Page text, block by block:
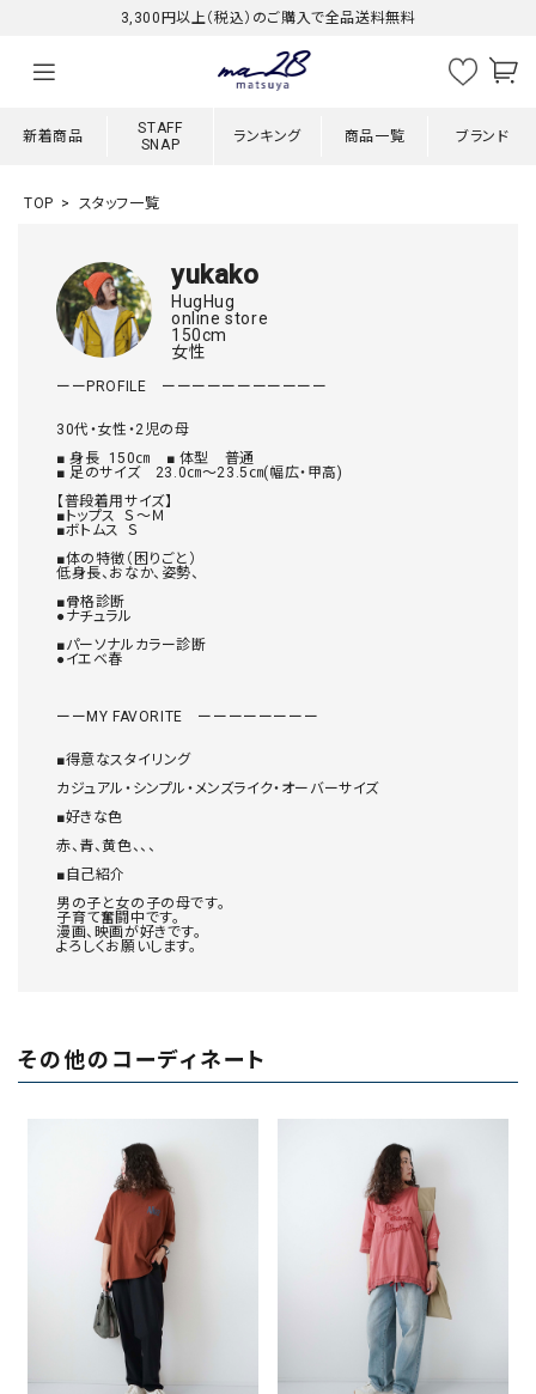
3,300円以上（税込）のご購入で全品送料無料
新着商品
STAFF
SNAP
ランキング 商品一覧 ブランド
TOP スタッフ一覧
yukako
HugHug
online store
150cm
女性
ーーPROFILE　ーーーーーーーーーーー
30代・女性・2児の母
■ 身長  150㎝　■ 体型　普通
■ 足のサイズ　23.0㎝～23.5㎝(幅広・甲高)
【普段着用サイズ】
■トップス  Ｓ～Ｍ
■ボトムス  Ｓ
■体の特徴（困りごと）
低身長、おなか、姿勢、
■骨格診断
●ナチュラル
■パーソナルカラー診断
●イエベ春
ーーMY FAVORITE　ーーーーーーーー
■得意なスタイリング
カジュアル・シンプル・メンズライク・オーバーサイズ
■好きな色
赤、青、黄色、、、
■自己紹介
男の子と女の子の母です。
子育て奮闘中です。
漫画、映画が好きです。
その他のコーディネート